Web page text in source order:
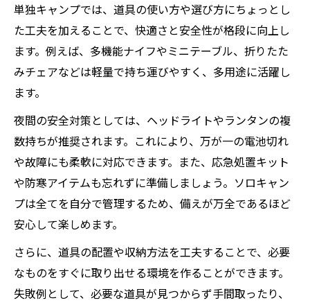
単独キャンプでは、道具の使い方や選び方にちょっとし
た工夫を加えることで、快適さと安全性が格段に向上し
ます。例えば、多機能ナイフやミニテーブル、折りたた
みチェアなどは軽量で持ち運びやすく、多用途に活躍し
ます。
夜間の安全対策としては、ヘッドライトやランタンの複
数持ちが推奨されます。これにより、万が一の電池切れ
や故障にも柔軟に対応できます。また、応急処置キット
や防寒アイテムも忘れずに準備しましょう。ソロキャン
プは全てを自分で管理するため、備えが万全であるほど
安心して楽しめます。
さらに、道具の配置や収納方法を工夫することで、必要
なものをすぐに取り出せる環境を作ることができます。
失敗例として、必要な道具が見つからず手間取ったり、